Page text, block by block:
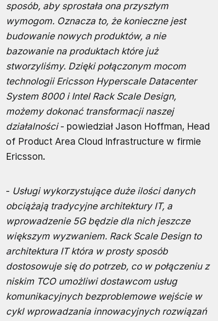
sposób, aby sprostała ona przyszłym
wymogom. Oznacza to, że konieczne jest
budowanie nowych produktów, a nie
bazowanie na produktach które już
stworzyliśmy. Dzięki połączonym mocom
technologii Ericsson Hyperscale Datacenter
System 8000 i Intel Rack Scale Design,
możemy dokonać transformacji naszej
działalności- powiedział Jason Hoffman, Head
of Product Area Cloud Infrastructure w firmie
Ericsson.
- Usługi wykorzystujące duże ilości danych
obciążają tradycyjne architektury IT, a
wprowadzenie 5G będzie dla nich jeszcze
większym wyzwaniem. Rack Scale Design to
architektura IT która w prosty sposób
dostosowuje się do potrzeb, co w połączeniu z
niskim TCO umożliwi dostawcom usług
komunikacyjnych bezproblemowe wejście w
cykl wprowadzania innowacyjnych rozwiązań